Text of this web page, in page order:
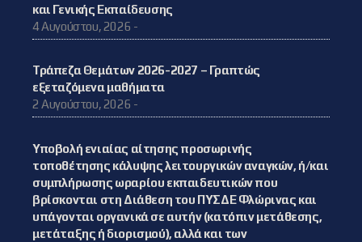
και Γενικής Εκπαίδευσης
4 Αυγούστου, 2026 -
Τράπεζα Θεμάτων 2026-2027 – Γραπτώς
εξεταζόμενα μαθήματα
2 Αυγούστου, 2026 -
Υποβολή ενιαίας αίτησης προσωρινής
τοποθέτησης κάλυψης λειτουργικών αναγκών, ή/και
συμπλήρωσης ωραρίου εκπαιδευτικών που
βρίσκονται στη Διάθεση του ΠΥΣΔΕ Φλώρινας και
υπάγονται οργανικά σε αυτήν (κατόπιν μετάθεσης,
μετάταξης ή διορισμού), αλλά και των